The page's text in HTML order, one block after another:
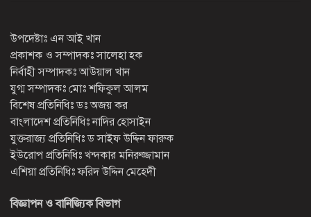
উপদেষ্টাঃ এন আই খান
প্রকাশক ও সম্পাদকঃ সালেহা হক
নির্বাহী সম্পাদকঃ আউয়াল খান
যুগ্ম সম্পাদকঃ মোঃ শফিকুল আলম
বিশেষ প্রতিনিধিঃ ডঃ অজয় কর
বাংলাদেশ প্রতিনিধিঃ নাদির হোসাইন
যুক্তরাজ্য প্রতিনিধিঃ ড সাইফ উদ্দিন ফারুক
ইউরোপ প্রতিনিধিঃ খন্দকার মনিরুজ্জামান
এশিয়া প্রতিনিধিঃ ফরিদ উদ্দিন মেহেদী
বিজ্ঞাপন ও বানিজ্যিক বিভাগ